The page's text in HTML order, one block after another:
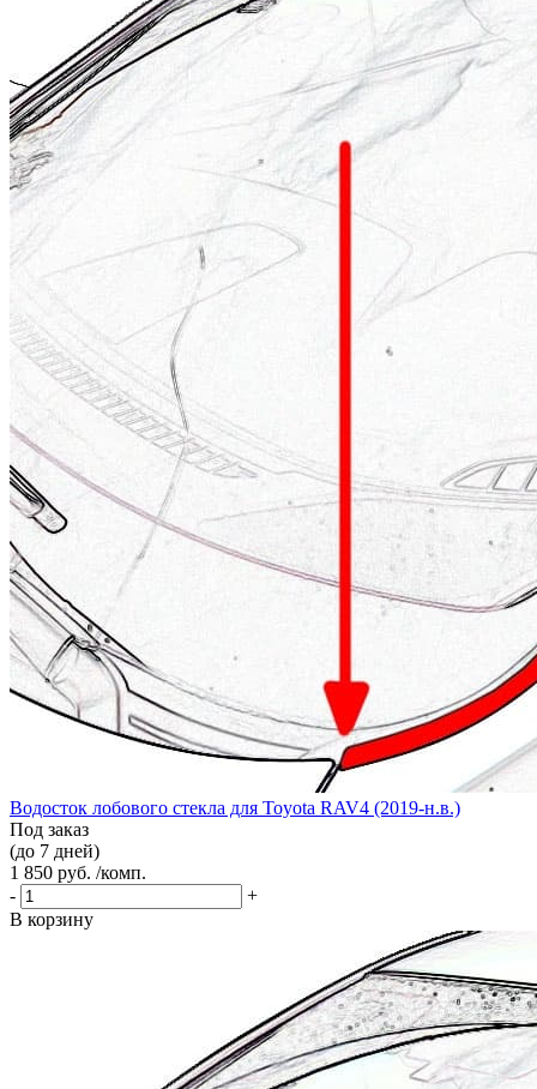
Водосток лобового стекла для Toyota RAV4 (2019-н.в.)
Под заказ
(до 7 дней)
1 850 руб. /комп.
-
+
В корзину